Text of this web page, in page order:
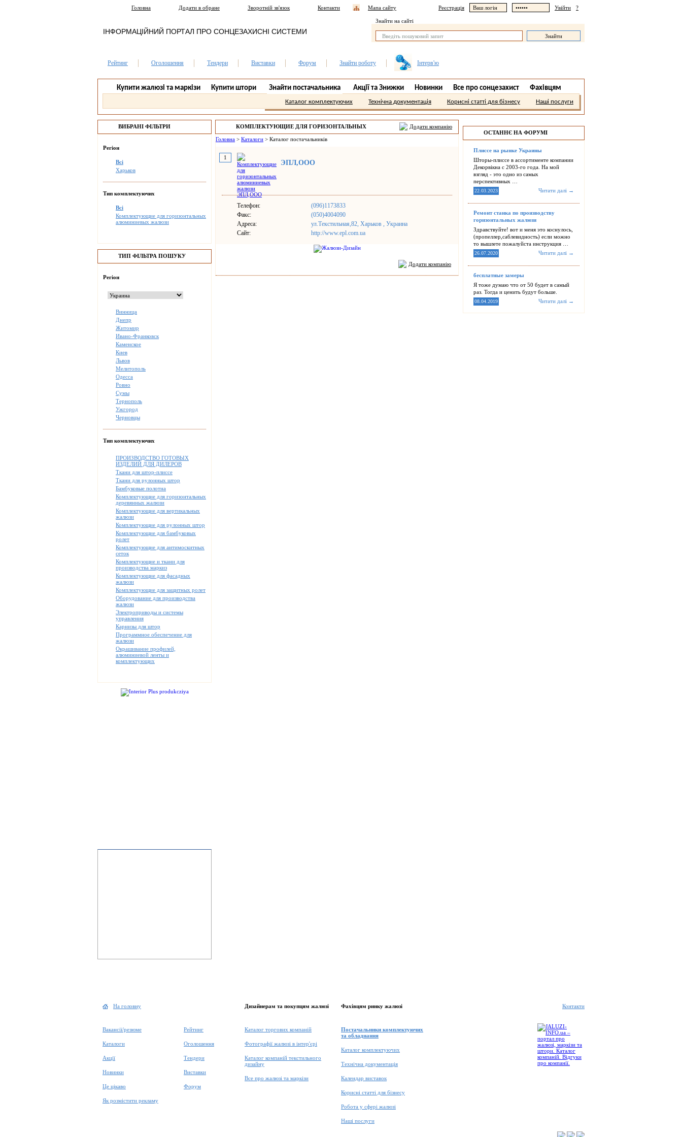
Реєстрація Увійти ?
Головна Додати в обране Зворотній зв'язок Контакти Мапа сайту
Знайти на сайті
ІНФОРМАЦІЙНИЙ ПОРТАЛ ПРО СОНЦЕЗАХИСНІ СИСТЕМИ
Рейтинг Оголошення Тендери Виставки Форум Знайти роботу Інтерв'ю
Купити жалюзі та маркізи Купити штори Знайти постачальника Акції та Знижки Новинки Все про сонцезахист Фахівцям
Каталог комплектуючих Технічна документація Корисні статті для бізнесу Наші послуги
ВИБРАНІ ФІЛЬТРИ
Регіон
Всі
Харьков
Тип комплектуючих
Всі
Комплектующие для горизонтальных
алюминиевых жалюзи
ТИП ФІЛЬТРА ПОШУКУ
Регіон
Винница
Днепр
Житомир
Ивано-Франковск
Каменское
Киев
Львов
Мелитополь
Одесса
Ровно
Сумы
Тернополь
Ужгород
Черновцы
Тип комплектуючих
ПРОИЗВОДСТВО ГОТОВЫХ
ИЗДЕЛИЙ ДЛЯ ДИЛЕРОВ
Ткани для штор-плиссе
Ткани для рулонных штор
Бамбуковые полотна
Комплектующие для горизонтальных
деревянных жалюзи
Комплектующие для вертикальных
жалюзи
Комплектующие для рулонных штор
Комплектующие для бамбуковых
ролет
Комплектующие для антимоскитных
сеток
Комплектующие и ткани для
производства маркиз
Комплектующие для фасадных
жалюзи
Комплектующие для защитных ролет
Оборудование для производства
жалюзи
Электроприводы и системы
управления
Карнизы для штор
Программное обеспечение для
жалюзи
Окрашивание профилей,
алюминиевой ленты и
комплектующих
Додати компанію
КОМПЛЕКТУЮЩИЕ ДЛЯ ГОРИЗОНТАЛЬНЫХ
АЛЮМИНИЕВЫХ ЖАЛЮЗИ ХАРЬКОВ.
Головна > Каталоги > Каталог постачальників
1
ЭПЛ,ООО
Телефон:
(096)1173833
Факс:
(050)4004090
Адреса:
ул.Текстильная,82, Харьков , Украина
Сайт:
http://www.epl.com.ua
Додати компанію
ОСТАННЄ НА ФОРУМІ
Плиссе на рынке Украины
Шторы-плиссе в ассортименте компании
Декорвікна с 2003-го года. На мой
взгляд - это одно из самых
перспективных …
Читати далі →
22.03.2023
Ремонт станка по производству
горизонтальных жалюзи
Здравствуйте! вот и меня это коснулось,
(пропеллер,саблевидность) если можно
то вышлете пожалуйста инструкция …
Читати далі →
26.07.2020
бесплатные замеры
Я тоже думаю что от 50 будет в самый
раз. Тогда и ценить будут больше.
Читати далі →
08.04.2019
Контакти
На головну
Вакансії/резюме
Каталоги
Акції
Новинки
Це цікаво
Як розмістити рекламу
Рейтинг
Оголошення
Тендери
Виставки
Форум
Дизайнерам та покупцям жалюзі
Каталог торгових компаній
Фотографії жалюзі в інтер'єрі
Каталог компаній текстильного
дизайну
Все про жалюзі та маркізи
Фахівцям ринку жалюзі
Постачальники комплектуючих
та обладнання
Каталог комплектуючих
Технічна документація
Календар виставок
Корисні статті для бізнесу
Робота у сфері жалюзі
Наші послуги